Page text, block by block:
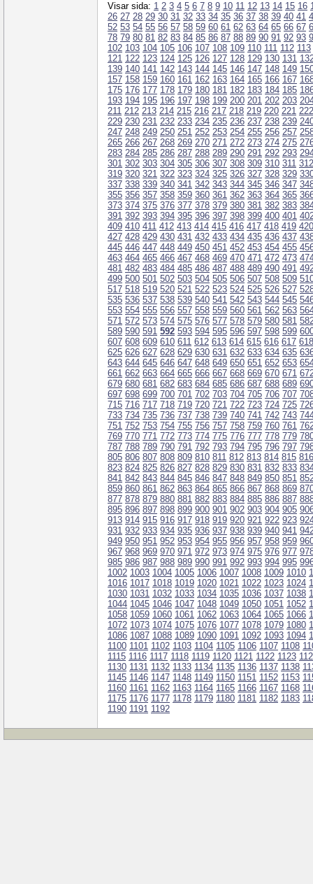
Visar sida: 1 2 3 4 5 6 7 8 9 10 11 12 13 14 15 16
26 27 28 29 30 31 32 33 34 35 36 37 38 39 40 41
52 53 54 55 56 57 58 59 60 61 62 63 64 65 66 67
78 79 80 81 82 83 84 85 86 87 88 89 90 91 92 93
102 103 104 105 106 107 108 109 110 111 112 113
121 122 123 124 125 126 127 128 129 130 131
139 140 141 142 143 144 145 146 147 148 149
157 158 159 160 161 162 163 164 165 166 167
175 176 177 178 179 180 181 182 183 184 185
193 194 195 196 197 198 199 200 201 202 203
211 212 213 214 215 216 217 218 219 220 221 222
229 230 231 232 233 234 235 236 237 238 239
247 248 249 250 251 252 253 254 255 256 257
265 266 267 268 269 270 271 272 273 274 275
283 284 285 286 287 288 289 290 291 292 293
301 302 303 304 305 306 307 308 309 310 311 312
319 320 321 322 323 324 325 326 327 328 329
337 338 339 340 341 342 343 344 345 346 347
355 356 357 358 359 360 361 362 363 364 365
373 374 375 376 377 378 379 380 381 382 383
391 392 393 394 395 396 397 398 399 400 401
409 410 411 412 413 414 415 416 417 418 419 420
427 428 429 430 431 432 433 434 435 436 437
445 446 447 448 449 450 451 452 453 454 455
463 464 465 466 467 468 469 470 471 472 473
481 482 483 484 485 486 487 488 489 490 491
499 500 501 502 503 504 505 506 507 508 509
517 518 519 520 521 522 523 524 525 526 527
535 536 537 538 539 540 541 542 543 544 545
553 554 555 556 557 558 559 560 561 562 563
571 572 573 574 575 576 577 578 579 580 581
589 590 591 592 593 594 595 596 597 598 599
607 608 609 610 611 612 613 614 615 616 617 618
625 626 627 628 629 630 631 632 633 634 635
643 644 645 646 647 648 649 650 651 652 653
661 662 663 664 665 666 667 668 669 670 671
679 680 681 682 683 684 685 686 687 688 689
697 698 699 700 701 702 703 704 705 706 707
715 716 717 718 719 720 721 722 723 724 725
733 734 735 736 737 738 739 740 741 742 743
751 752 753 754 755 756 757 758 759 760 761
769 770 771 772 773 774 775 776 777 778 779
787 788 789 790 791 792 793 794 795 796 797
805 806 807 808 809 810 811 812 813 814 815 816
823 824 825 826 827 828 829 830 831 832 833
841 842 843 844 845 846 847 848 849 850 851
859 860 861 862 863 864 865 866 867 868 869
877 878 879 880 881 882 883 884 885 886 887
895 896 897 898 899 900 901 902 903 904 905
913 914 915 916 917 918 919 920 921 922 923
931 932 933 934 935 936 937 938 939 940 941
949 950 951 952 953 954 955 956 957 958 959
967 968 969 970 971 972 973 974 975 976 977
985 986 987 988 989 990 991 992 993 994 995
1002 1003 1004 1005 1006 1007 1008 1009 1010
1016 1017 1018 1019 1020 1021 1022 1023 1024
1030 1031 1032 1033 1034 1035 1036 1037 1038
1044 1045 1046 1047 1048 1049 1050 1051 1052
1058 1059 1060 1061 1062 1063 1064 1065 1066
1072 1073 1074 1075 1076 1077 1078 1079 1080
1086 1087 1088 1089 1090 1091 1092 1093 1094
1100 1101 1102 1103 1104 1105 1106 1107 1108
1115 1116 1117 1118 1119 1120 1121 1122 1123
1130 1131 1132 1133 1134 1135 1136 1137 1138
1145 1146 1147 1148 1149 1150 1151 1152 1153
1160 1161 1162 1163 1164 1165 1166 1167 1168
1175 1176 1177 1178 1179 1180 1181 1182 1183
1190 1191 1192